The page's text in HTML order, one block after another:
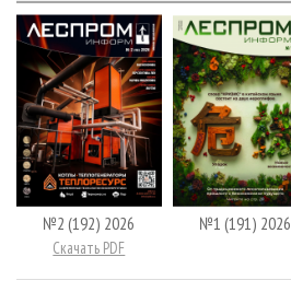
№2 (192) 2026
Скачать PDF
№1 (191) 2026